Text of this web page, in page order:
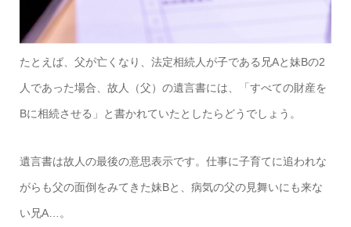
たとえば、父が亡くなり、法定相続人が子である兄Aと妹Bの2
人であった場合、故人（父）の遺言書には、「すべての財産を
Bに相続させる」と書かれていたとしたらどうでしょう。
遺言書は故人の最後の意思表示です。仕事に子育てに追われな
がらも父の面倒をみてきた妹Bと、病気の父の見舞いにも来な
い兄A…。